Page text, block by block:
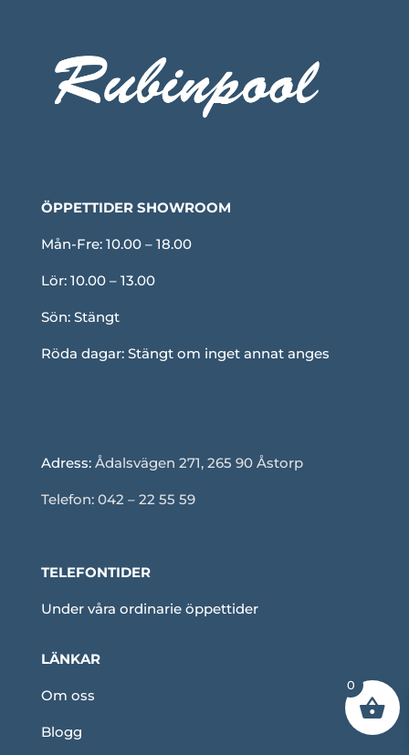
ÖPPETTIDER SHOWROOM
Mån-Fre: 10.00 – 18.00
Lör: 10.00 – 13.00
Sön: Stängt
Röda dagar: Stängt om inget annat anges
Adress: Ådalsvägen 271, 265 90 Åstorp
Telefon: 042 – 22 55 59
TELEFONTIDER
Under våra ordinarie öppettider
LÄNKAR
Om oss
Blogg
0